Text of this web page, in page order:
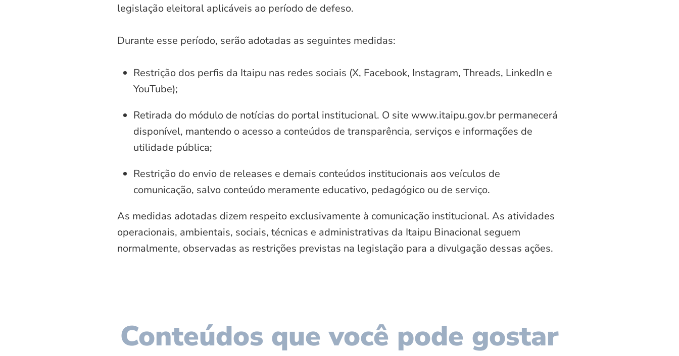
legislação eleitoral aplicáveis ao período de defeso.
Durante esse período, serão adotadas as seguintes medidas:
Restrição dos perfis da Itaipu nas redes sociais (X, Facebook, Instagram, Threads, LinkedIn e
YouTube);
Retirada do módulo de notícias do portal institucional. O site www.itaipu.gov.br permanecerá
disponível, mantendo o acesso a conteúdos de transparência, serviços e informações de
utilidade pública;
Restrição do envio de releases e demais conteúdos institucionais aos veículos de
comunicação, salvo conteúdo meramente educativo, pedagógico ou de serviço.
As medidas adotadas dizem respeito exclusivamente à comunicação institucional. As atividades
operacionais, ambientais, sociais, técnicas e administrativas da Itaipu Binacional seguem
normalmente, observadas as restrições previstas na legislação para a divulgação dessas ações.
Conteúdos que você pode gostar